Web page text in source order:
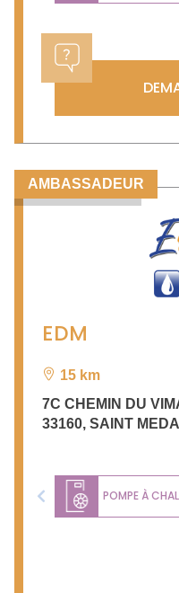
AMBASSADEUR
EDM
15 km
7C CHEMIN DU
33160, SAINT
POMPE À
Previous